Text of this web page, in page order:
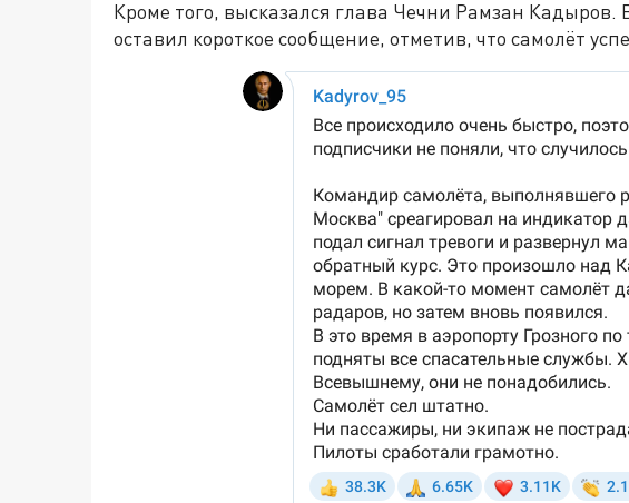
Кроме того, высказался глава Чечни Рамзан
оставил короткое сообщение, отметив, что самолёт